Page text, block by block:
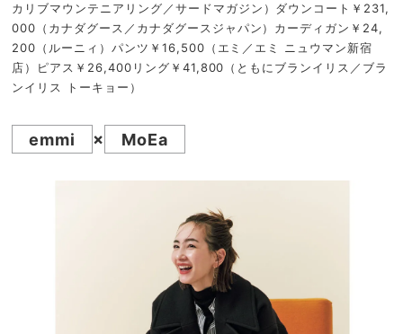
カリブマウンテニアリング／サードマガジン）ダウンコート￥231,
000（カナダグース／カナダグースジャパン）カーディガン￥24,
200（ルーニィ）パンツ￥16,500（エミ／エミ ニュウマン新宿
店）ピアス￥26,400リング￥41,800（ともにブランイリス／ブラ
ンイリス トーキョー）
emmi × MoEa